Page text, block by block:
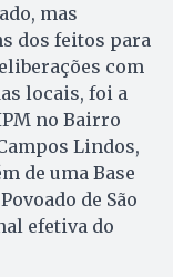
mas
dos feitos para
com
locais, foi a
no Bairro
Lindos,
de uma Base
de São
efetiva do